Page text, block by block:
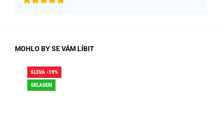
MOHLO BY SE VÁM LÍBIT
SLEVA -19%
SKLADEM